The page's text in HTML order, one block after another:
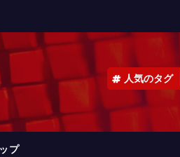
人気のタグ
プ